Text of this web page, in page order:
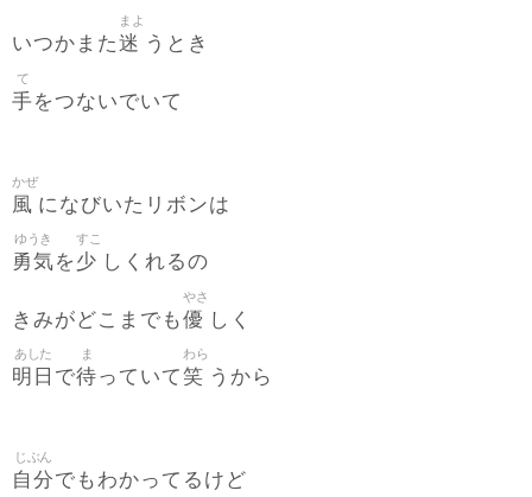
いつかまた迷
まよ
うとき
手
て
をつないでいて
風
かぜ
になびいたリボンは
勇気
ゆうき
を少
すこ
しくれるの
きみがどこまでも優
やさ
しく
明日
あした
で待
ま
っていて笑
わら
うから
自分
じぶん
でもわかってるけど